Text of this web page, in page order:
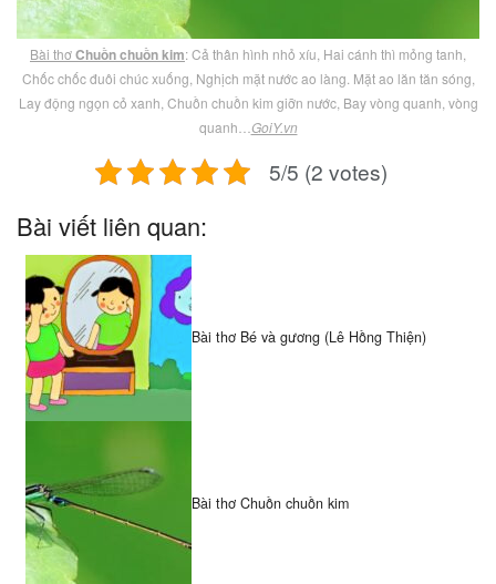
Bài thơChuồn chuồn kim: Cả thân hình nhỏ xíu, Hai cánh thì mỏng tanh,
Chốc chốc đuôi chúc xuống, Nghịch mặt nước ao làng. Mặt ao lăn tăn sóng,
Lay động ngọn cỏ xanh, Chuồn chuồn kim giỡn nước, Bay vòng quanh, vòng
quanh… GoiY.vn
5/5 (2 votes)
Bài viết liên quan:
Bài thơ Bé và gương (Lê Hồng Thiện)
Bài thơ Chuồn chuồn kim